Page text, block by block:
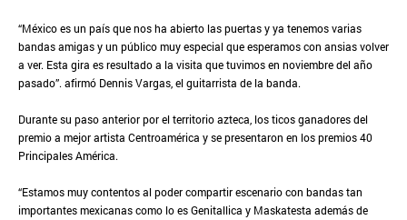
“México es un país que nos ha abierto las puertas y ya tenemos varias
bandas amigas y un público muy especial que esperamos con ansias volver
a ver. Esta gira es resultado a la visita que tuvimos en noviembre del año
pasado”. afirmó Dennis Vargas, el guitarrista de la banda.
Durante su paso anterior por el territorio azteca, los ticos ganadores del
premio a mejor artista Centroamérica y se presentaron en los premios 40
Principales América.
“Estamos muy contentos al poder compartir escenario con bandas tan
importantes mexicanas como lo es Genitallica y Maskatesta además de